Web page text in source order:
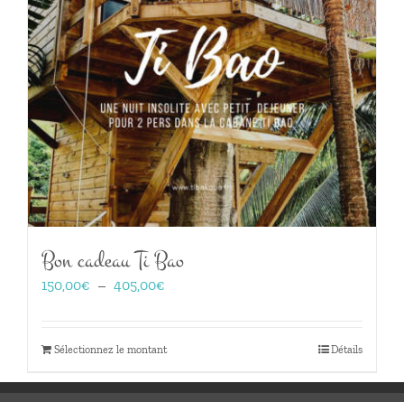
Bon cadeau Ti Bao
150,00€ – 405,00€
à
Sélectionnez le montant Détails